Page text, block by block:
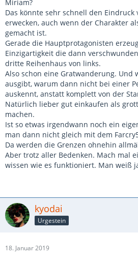
Miriam?
Das könnte sehr schnell den Eindruck
erwecken, auch wenn der Charakter
gemacht ist.
Gerade die Hauptprotagonisten
Einzigartigkeit die dann
dritte Reihenhaus von links.
Also schon eine Gratwanderung. Und
ausgibt, warum dann nicht bei einer
auskennt, anstatt komplett von der
Natürlich lieber gut einkaufen als
machen.
Ist so etwas irgendwann noch ein
man dann nicht gleich mit dem
Da werden die Grenzen ohnehin
Aber trotz aller Bedenken. Mach mal
wissen wie es funktioniert. Man weiß
kyodai
Urgestein
18. Januar 2019